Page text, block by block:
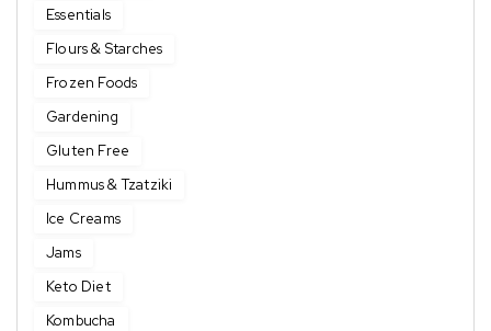
Essentials
Flours & Starches
Frozen Foods
Gardening
Gluten Free
Hummus & Tzatziki
Ice Creams
Jams
Keto Diet
Kombucha